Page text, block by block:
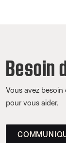
Besoin
Vous avez besoin
pour vous aider.